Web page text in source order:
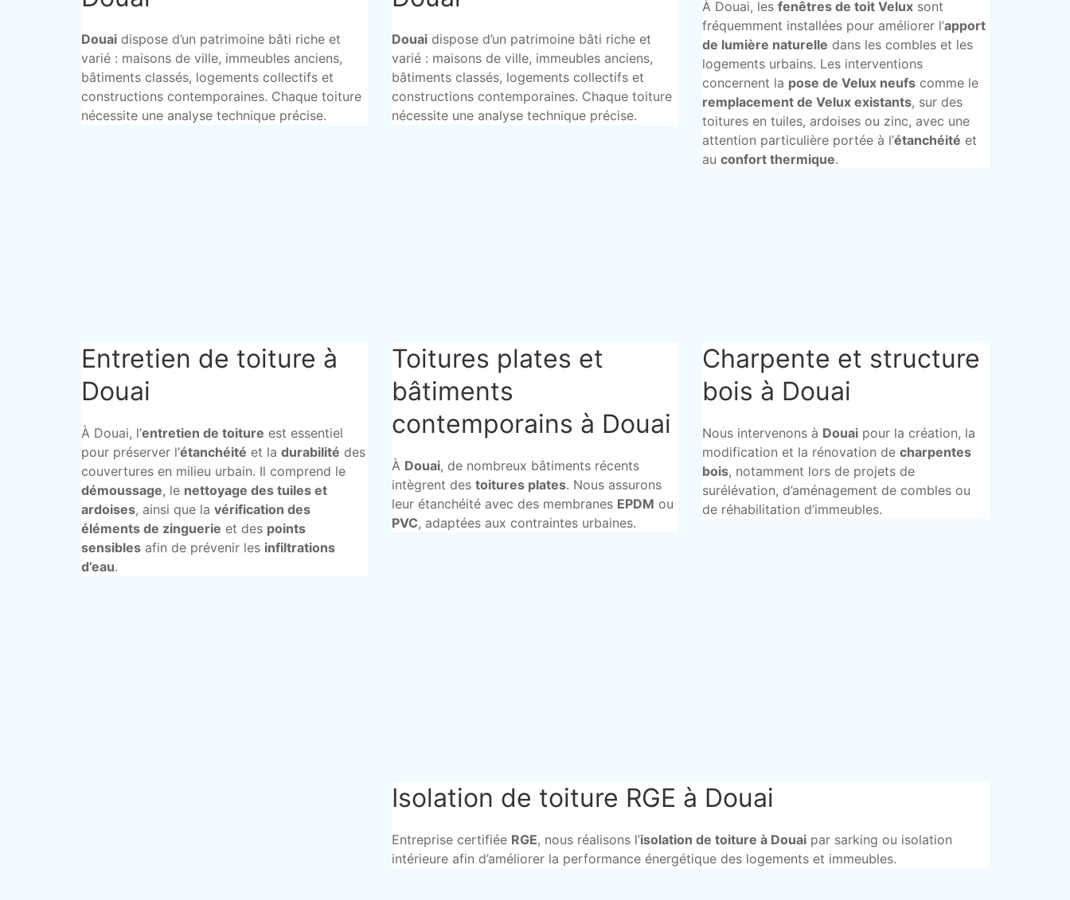
Douai dispose d’un patrimoine bâti riche et
varié : maisons de ville, immeubles anciens,
bâtiments classés, logements collectifs et
constructions contemporaines. Chaque toiture
nécessite une analyse technique précise.
Douaidispose d’un patrimoine bâti riche et
varié : maisons de ville, immeubles anciens,
bâtiments classés, logements collectifs et
constructions contemporaines. Chaque toiture
nécessite une analyse technique précise.
À Douai, les fenêtres de toit Veluxsont
fréquemment installées pour améliorer l’apport
de lumière naturelle dans les combles et les
logements urbains. Les interventions
concernent la pose de Velux neufscomme le
remplacement de Velux existants, sur des
toitures en tuiles, ardoises ou zinc, avec une
attention particulière portée à l’étanchéité et
au confort thermique.
Entretien de toiture à
Douai
À Douai, l’entretien de toiture est essentiel
pour préserver l’étanchéité et la durabilité des
couvertures en milieu urbain. Il comprend le
démoussage, le nettoyage des tuiles et
ardoises, ainsi que la vérification des
éléments de zinguerie et des points
sensibles afin de prévenir les infiltrations
d’eau.
Toitures plates et
bâtiments
contemporains à Douai
À Douai, de nombreux bâtiments récents
intègrent des toitures plates. Nous assurons
leur étanchéité avec des membranes EPDM ou
PVC, adaptées aux contraintes urbaines.
Charpente et structure
bois à Douai
Nous intervenons à Douaipour la création, la
modification et la rénovation de charpentes
bois, notamment lors de projets de
surélévation, d’aménagement de combles ou
de réhabilitation d’immeubles.
Isolation de toiture RGE à Douai
Entreprise certifiée RGE, nous réalisons l’isolation de toiture à Douaipar sarking ou isolation
intérieure afin d’améliorer la performance énergétique des logements et immeubles.